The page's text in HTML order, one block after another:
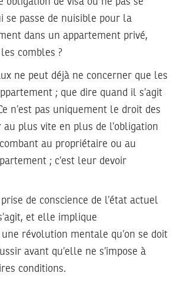
se passe de nuisible pour la
dans un appartement privé,
combles ?
ne peut déjà ne concerner que les
; que dire quand il s’agit
n’est pas uniquement le droit des
au plus vite en plus de l’obligation
au propriétaire ou au
; c’est leur devoir
prise de conscience de l’état actuel
et elle implique
révolution mentale qu’on se doit
avant qu’elle ne s’impose à
conditions.